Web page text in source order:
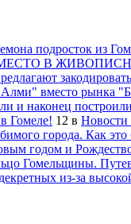
подросток из
В
вместо рынка
и наконец построили
Гомеле! 12 в Новости
города. Как это
годом и
Гомельщины.
из-за